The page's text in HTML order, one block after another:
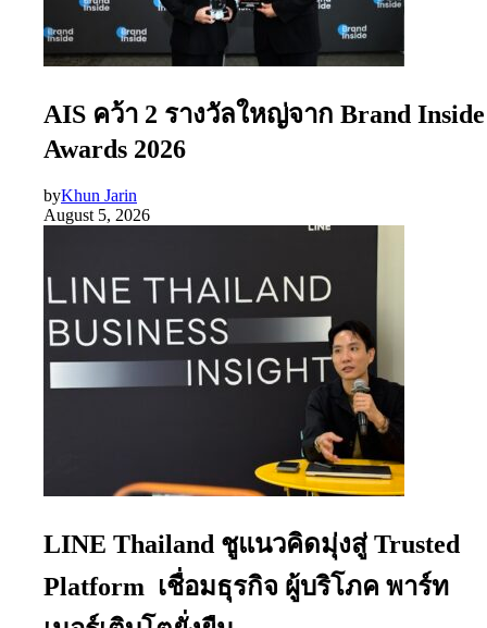
AIS คว้า 2 รางวัลใหญ่จาก Brand Inside
Awards 2026
byKhun Jarin
August 5, 2026
LINE Thailand ชูแนวคิดมุ่งสู่ Trusted
Platform เชื่อมธุรกิจ ผู้บริโภค พาร์ท